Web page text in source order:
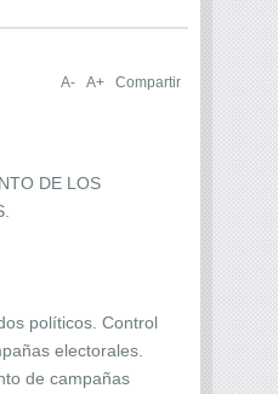
A- A+ Compartir
DE LOS
políticos. Control
electorales.
de campañas